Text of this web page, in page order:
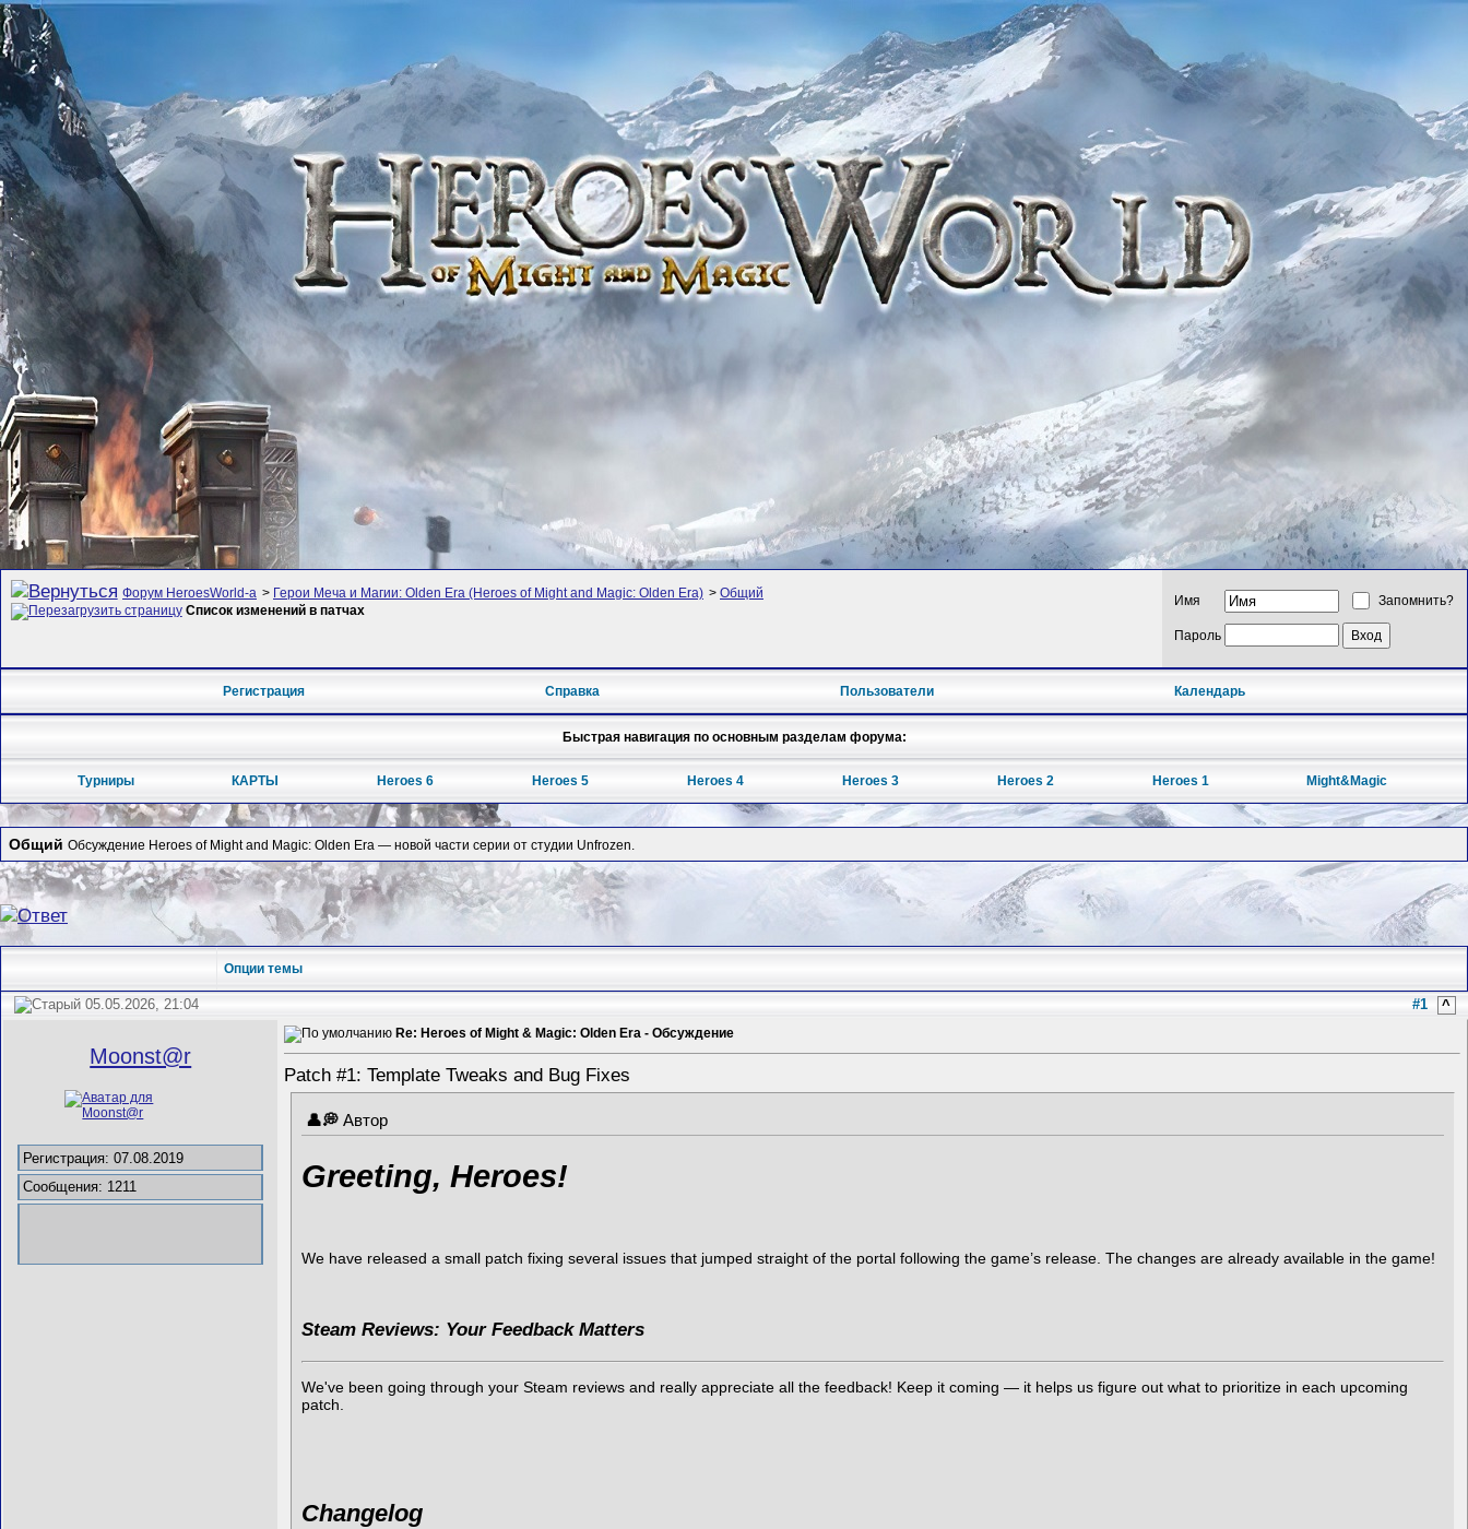
Форум HeroesWorld-а > Герои Меча и Магии: Olden Era (Heroes of Might and Magic: Olden Era) > Общий
Список изменений в патчах
Имя Запомнить?
Пароль
Регистрация Справка Пользователи Календарь
Быстрая навигация по основным разделам форума:
Турниры КАРТЫ Heroes 6 Heroes 5 Heroes 4 Heroes 3 Heroes 2 Heroes 1 Might&Magic
Общий Обсуждение Heroes of Might and Magic: Olden Era — новой части серии от студии Unfrozen.
Опции темы
05.05.2026, 21:04 #1 ^
Mооnst@r
Регистрация: 07.08.2019
Сообщения: 1211
Re: Heroes of Might & Magic: Olden Era - Обсуждение
Patch #1: Template Tweaks and Bug Fixes
Автор
Greeting, Heroes!
We have released a small patch fixing several issues that jumped straight of the portal following the game’s release. The changes are already available in the game!
Steam Reviews: Your Feedback Matters
We've been going through your Steam reviews and really appreciate all the feedback! Keep it coming — it helps us figure out what to prioritize in each upcoming
patch.
Changelog